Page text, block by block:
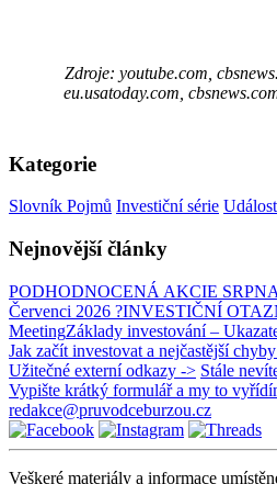
Zdroje: youtube.com,
eu.usatoday.com,
Kategorie
Slovník Pojmů Investiční série
Nejnovější články
PODHODNOCENÁ AKCIE
Červenci 2026 ?INVESTIČNÍ
MeetingZáklady investování –
Jak začít investovat a nejčastější
Užitečné externí odkazy -> Stále
Vypište krátký formulář a my to
redakce@pruvodceburzou.cz
Veškeré materiály a informace